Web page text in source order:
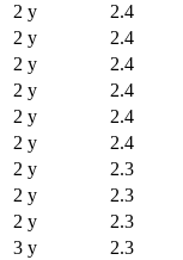
2 y
2.4
2 y
2.4
2 y
2.4
2 y
2.4
2 y
2.4
2 y
2.4
2 y
2.3
2 y
2.3
2 y
2.3
3 y
2.3